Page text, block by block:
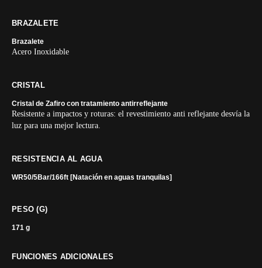
BRAZALETE
Brazalete
Acero Inoxidable
CRISTAL
Cristal de Zafiro con tratamiento antirreflejante
Resistente a impactos y roturas: el revestimiento anti reflejante desvía la
luz para una mejor lectura.
RESISTENCIA AL AGUA
WR50/5Bar/166ft [Natación en aguas tranquilas]
PESO (G)
171 g
FUNCIONES ADICIONALES